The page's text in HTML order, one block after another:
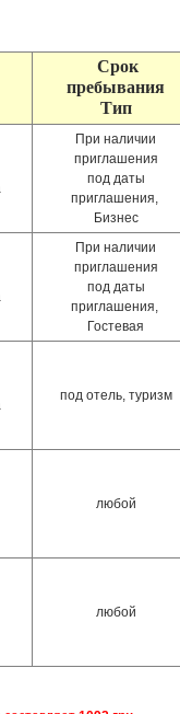
Срок
пребывания
Тип
При наличии
приглашения
под даты
приглашения,
Бизнес
При наличии
приглашения
под даты
приглашения,
Гостевая
под отель, туризм
любой
любой